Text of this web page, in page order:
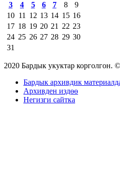
3
4 5 6 7 8
9
10 11 12 13 14 15 16
17 18 19 20 21 22 23
24 25 26 27 28 29 30
31
2020 Бардык укуктар
Бардык архивдик
Архивден издөө
Негизги сайтка